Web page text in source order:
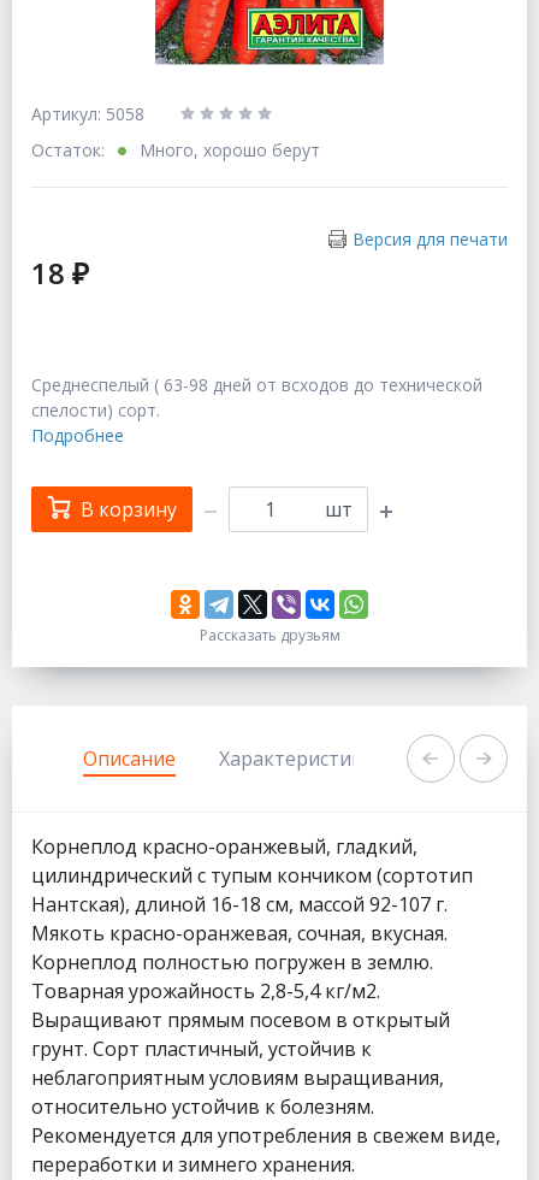
Артикул: 5058
Остаток:
Много, хорошо берут
Версия для печати
18 ₽
Среднеспелый ( 63-98 дней от всходов до технической
спелости) сорт.
Подробнее
В корзину шт
Рассказать друзьям
Описание Характеристики Задать
Корнеплод красно-оранжевый, гладкий,
цилиндрический с тупым кончиком (сортотип
Нантская), длиной 16-18 см, массой 92-107 г.
Мякоть красно-оранжевая, сочная, вкусная.
Корнеплод полностью погружен в землю.
Товарная урожайность 2,8-5,4 кг/м2.
Выращивают прямым посевом в открытый
грунт. Сорт пластичный, устойчив к
неблагоприятным условиям выращивания,
относительно устойчив к болезням.
Рекомендуется для употребления в свежем виде,
переработки и зимнего хранения.